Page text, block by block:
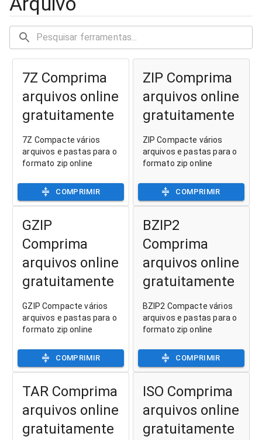
7Z Comprima
arquivos online
gratuitamente
7Z Compacte vários
arquivos e pastas para o
formato zip online
COMPRIMIR
ZIP Comprima
arquivos online
gratuitamente
ZIP Compacte vários
arquivos e pastas para o
formato zip online
COMPRIMIR
GZIP
Comprima
arquivos online
gratuitamente
GZIP Compacte vários
arquivos e pastas para o
formato zip online
COMPRIMIR
BZIP2
Comprima
arquivos online
gratuitamente
BZIP2 Compacte vários
arquivos e pastas para o
formato zip online
COMPRIMIR
TAR Comprima
arquivos online
gratuitamente
ISO Comprima
arquivos online
gratuitamente